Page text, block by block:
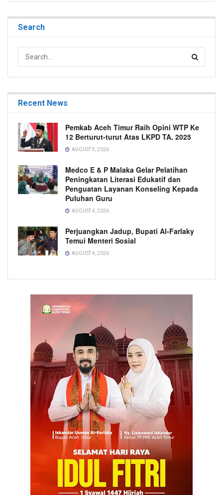
Search
Recent News
Pemkab Aceh Timur Raih Opini WTP Ke
12 Berturut-turut Atas LKPD TA. 2025
AUGUST 5, 2026
Medco E & P Malaka Gelar Pelatihan
Peningkatan Literasi Edukatif dan
Penguatan Layanan Konseling Kepada
Puluhan Guru
AUGUST 4, 2026
Perjuangkan Jadup, Bupati Al-Farlaky
Temui Menteri Sosial
AUGUST 4, 2026